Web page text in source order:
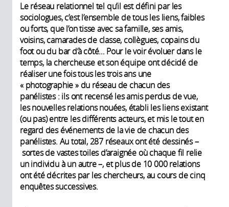
Le réseau relationnel tel qu’il est défini par les
sociologues, c’est l’ensemble de tous les liens, faibles
ou forts, que l’on tisse avec sa famille, ses amis,
voisins, camarades de classe, collègues, copains du
foot ou du bar d’à côté… Pour le voir évoluer dans le
temps, la chercheuse et son équipe ont décidé de
réaliser une fois tous les trois ans une
« photographie » du réseau de chacun des
panélistes : ils ont recensé les amis perdus de vue,
les nouvelles relations nouées, établi les liens existant
(ou pas) entre les différents acteurs, et mis le tout en
regard des événements de la vie de chacun des
panélistes. Au total, 287 réseaux ont été dessinés –
sortes de vastes toiles d’araignée où chaque fil relie
un individu à un autre –, et plus de 10 000 relations
ont été décrites par les chercheurs, au cours de cinq
enquêtes successives.